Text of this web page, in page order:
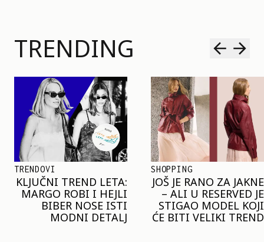
TRENDING
SHOPPING
JOŠ JE RANO ZA JAKNE
– ALI U RESERVED JE
STIGAO MODEL KOJI
ĆE BITI VELIKI TREND
TRENDOVI
NAJVEĆI MIKRO-
TREND SEZONE VAS
POZIVA DA SPOJITE
NESPOJIVO